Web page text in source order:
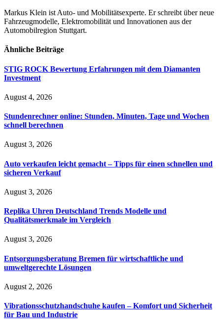
Markus Klein ist Auto- und Mobilitätsexperte. Er schreibt über neue
Fahrzeugmodelle, Elektromobilität und Innovationen aus der
Automobilregion Stuttgart.
Ähnliche Beiträge
STIG ROCK Bewertung Erfahrungen mit dem Diamanten
Investment
August 4, 2026
Stundenrechner online: Stunden, Minuten, Tage und Wochen
schnell berechnen
August 3, 2026
Auto verkaufen leicht gemacht – Tipps für einen schnellen und
sicheren Verkauf
August 3, 2026
Replika Uhren Deutschland Trends Modelle und
Qualitätsmerkmale im Vergleich
August 3, 2026
Entsorgungsberatung Bremen für wirtschaftliche und
umweltgerechte Lösungen
August 2, 2026
Vibrationsschutzhandschuhe kaufen – Komfort und Sicherheit
für Bau und Industrie